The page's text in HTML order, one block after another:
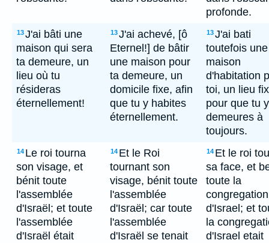
profonde.
13J'ai bâti une
maison qui sera
ta demeure, un
lieu où tu
résideras
éternellement!
13J'ai achevé, [ô
Eternel!] de bâtir
une maison pour
ta demeure, un
domicile fixe, afin
que tu y habites
éternellement.
13J'ai bati
toutefois une
maison
d'habitation
toi, un lieu
pour que tu y
demeures à
toujours.
14 Le roi tourna
son visage, et
bénit toute
l'assemblée
d'Israël; et toute
l'assemblée
d'Israël était
14 Et le Roi
tournant son
visage, bénit toute
l'assemblée
d'Israël; car toute
l'assemblée
d'Israël se tenait
14 Et le roi
sa face, et
toute la
congregation
d'Israel; et
la
d'Israel etait